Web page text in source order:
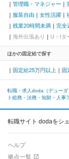
管理職・マネジャー
服装自由
女性活躍
残業20時間未満
完全
海外出張あり
U・Iタ
ほかの固定給で探す
固定給25万円以上 固
転職・求人doda（デューダ
ト総務・法務・知財・人事
転職サイト dodaをシ
ヘルプ
拠点一覧